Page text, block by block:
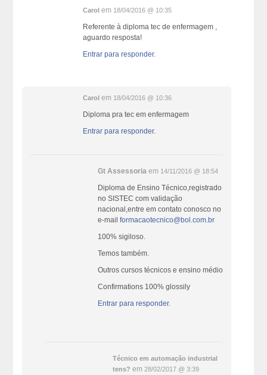
Carol em 18/04/2016 @ 10:35
Referente à diploma tec de enfermagem ,
aguardo resposta!
Entrar para responder.
Carol em 18/04/2016 @ 10:36
Diploma pra tec em enfermagem
Entrar para responder.
Gt Assessoria em 14/11/2016 @ 18:54
Diploma de Ensino Técnico,registrado
no SISTEC com validação
nacional,entre em contato conosco no
e-mailformacaotecnico@bol.com.br
100% sigiloso.
Temos também.
Outros cursos técnicos e ensino médio
Confirmations 100% glossily
Entrar para responder.
Técnico em automação industrial
tens? em 28/02/2017 @ 3:39